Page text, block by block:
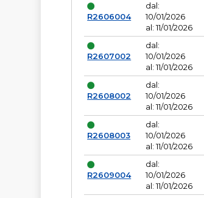
R2606004
dal:
10/01/2026
al: 11/01/2026
R2607002
dal:
10/01/2026
al: 11/01/2026
R2608002
dal:
10/01/2026
al: 11/01/2026
R2608003
dal:
10/01/2026
al: 11/01/2026
R2609004
dal:
10/01/2026
al: 11/01/2026